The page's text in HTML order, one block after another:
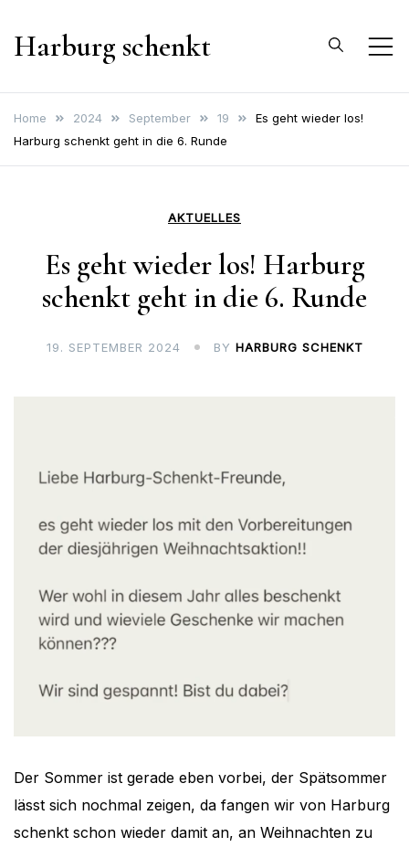
Harburg schenkt
Home 2024 September 19
Es geht wieder los!
Harburg schenkt geht in die 6. Runde
AKTUELLES
Es geht wieder los! Harburg
schenkt geht in die 6. Runde
19. SEPTEMBER 2024 BY HARBURG SCHENKT
Der Sommer ist gerade eben vorbei, der Spätsommer
lässt sich nochmal zeigen, da fangen wir von Harburg
schenkt schon wieder damit an, an Weihnachten zu